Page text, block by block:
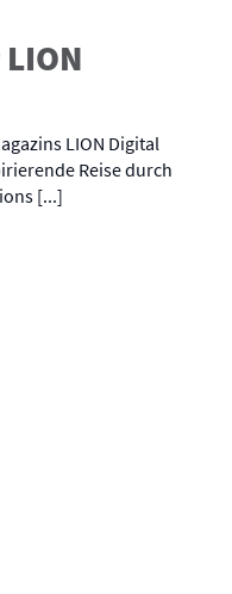
LION Digital
Reise durch
[...]